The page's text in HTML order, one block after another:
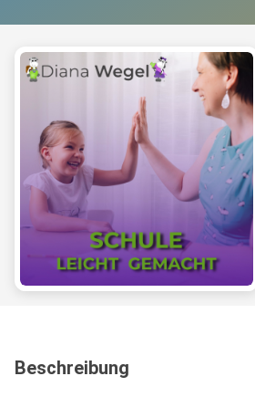
Beschreibung